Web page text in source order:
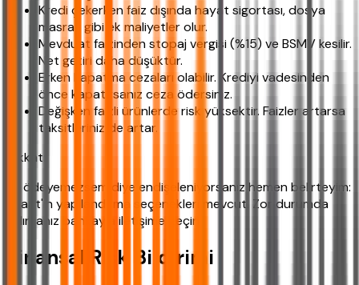
Kredi çekerken faiz dışında hayat sigortası, dosya
masrafı gibi ek maliyetler olur.
Mevduat faizinden stopaj vergisi (%15) ve BSMV kesilir.
Net getiri daha düşüktür.
Erken kapatma cezaları olabilir. Krediyi vadesinden
önce kapatırsanız ceza ödersiniz.
Değişken faizli ürünlerde risk yüksektir. Faizler artarsa
taksitleriniz de artar.
Dikkat:
Ya ödeyemezsem diye endişeleniyorsanız hemen belirteyim:
Ziraat'in yapılandırma seçenekleri mevcut. Zor durumda
kalırsanız bankayla iletişime geçin.
Finansal Risk Bildirimi